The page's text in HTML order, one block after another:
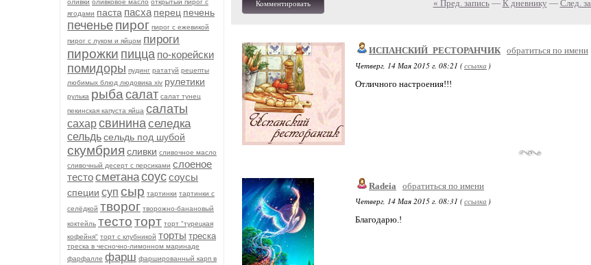
оливки оливковое масло открытый пирог с
ягодами паста пасха перец печень
печенье пирог пирог с ежевикой
пирог с луком и яйцом пироги
пирожки пицца по-корейски
помидоры пудинг рататуй рецепты
любимых блюд людовика xiv рулетики
рулька рыба салат салат тунец
пекинская капуста яйца салаты
сахарсвининаселедка
сельдьсельдь под шубой
скумбрия сливки сливочное масло
сливочный десерт с персиками слоеное
тестосметанасоуссоусы
специи суп сыр тартинки тартинки с
селёдкой творог творожно-банановый
коктейль тестоторт торт "турецкая
кофейня" торт с клубникой торты треска
треска в чесночно-лимонном маринаде
фарфалле фарш фаршированный карп в
Комментировать « Пред. запись— К дневнику — След.
ИСПАНСКИЙ_РЕСТОРАНЧИК обратиться по имени
Четверг, 14 Мая 2015 г. 08:21 (ссылка )
Отличного настроения!!!
Radeia
обратиться по имени
Четверг, 14 Мая 2015 г. 08:31 (ссылка )
Благодарю.!